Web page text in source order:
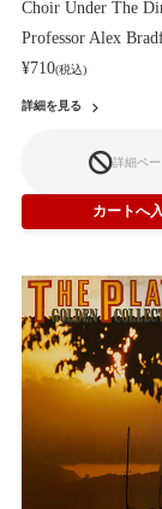
Choir Under The
Professor Alex
¥710(税込)
詳細を見る
詳細ペ